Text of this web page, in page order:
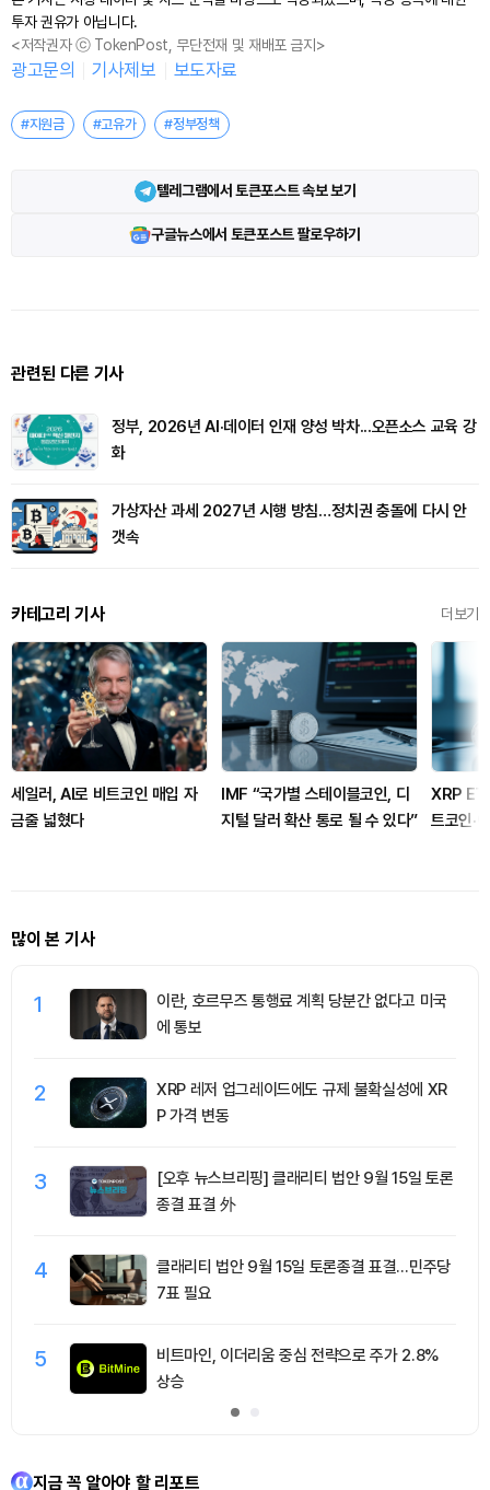
투자 권유가 아닙니다.
<저작권자 ⓒ TokenPost, 무단전재 및 재배포 금지>
광고문의 기사제보 보도자료
#지원금 #고유가 #정부정책
텔레그램에서 토큰포스트 속보 보기
구글뉴스에서 토큰포스트 팔로우하기
관련된 다른 기사
정부, 2026년 AI·데이터 인재 양성 박차...오픈소스 교육 강
화
가상자산 과세 2027년 시행 방침…정치권 충돌에 다시 안
갯속
카테고리 기사 더보기
세일러, AI로 비트코인 매입 자
금줄 넓혔다
IMF “국가별 스테이블코인, 디
지털 달러 확산 통로 될 수 있다”
XRP
트코인·
많이 본 기사
1
이란, 호르무즈 통행료 계획 당분간 없다고 미국
에 통보
2
XRP 레저 업그레이드에도 규제 불확실성에 XR
P 가격 변동
3
[오후 뉴스브리핑] 클래리티 법안 9월 15일 토론
종결 표결 外
4
클래리티 법안 9월 15일 토론종결 표결…민주당
7표 필요
5
비트마인, 이더리움 중심 전략으로 주가 2.8%
상승
지금 꼭 알아야 할 리포트